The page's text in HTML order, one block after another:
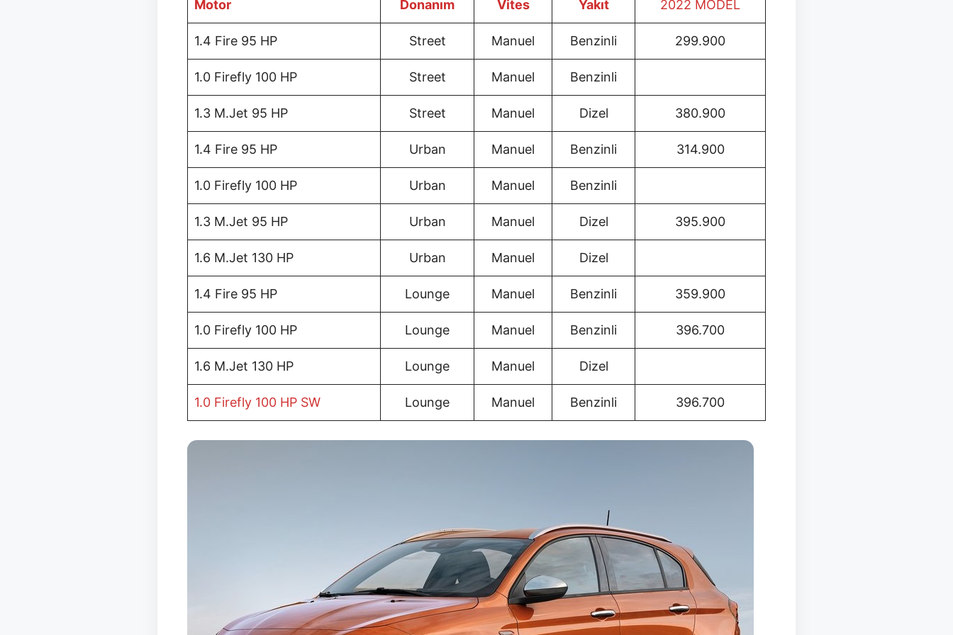
Motor Donanım Vites Yakıt 2022 MODEL
1.4 Fire 95 HP Street Manuel Benzinli 299.900
1.0 Firefly 100 HP Street Manuel Benzinli
1.3 M.Jet 95 HP Street Manuel Dizel 380.900
1.4 Fire 95 HP Urban Manuel Benzinli 314.900
1.0 Firefly 100 HP Urban Manuel Benzinli
1.3 M.Jet 95 HP Urban Manuel Dizel 395.900
1.6 M.Jet 130 HP Urban Manuel Dizel
1.4 Fire 95 HP Lounge Manuel Benzinli 359.900
1.0 Firefly 100 HP Lounge Manuel Benzinli 396.700
1.6 M.Jet 130 HP Lounge Manuel Dizel
1.0 Firefly 100 HP SW Lounge Manuel Benzinli 396.700